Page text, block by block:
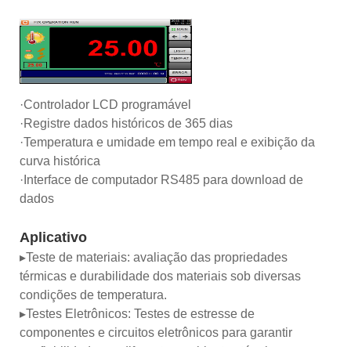
·Controlador LCD programável
·Registre dados históricos de 365 dias
·Temperatura e umidade em tempo real e exibição da
curva histórica
·Interface de computador RS485 para download de
dados
Aplicativo
▸Teste de materiais: avaliação das propriedades
térmicas e durabilidade dos materiais sob diversas
condições de temperatura.
▸Testes Eletrônicos: Testes de estresse de
componentes e circuitos eletrônicos para garantir